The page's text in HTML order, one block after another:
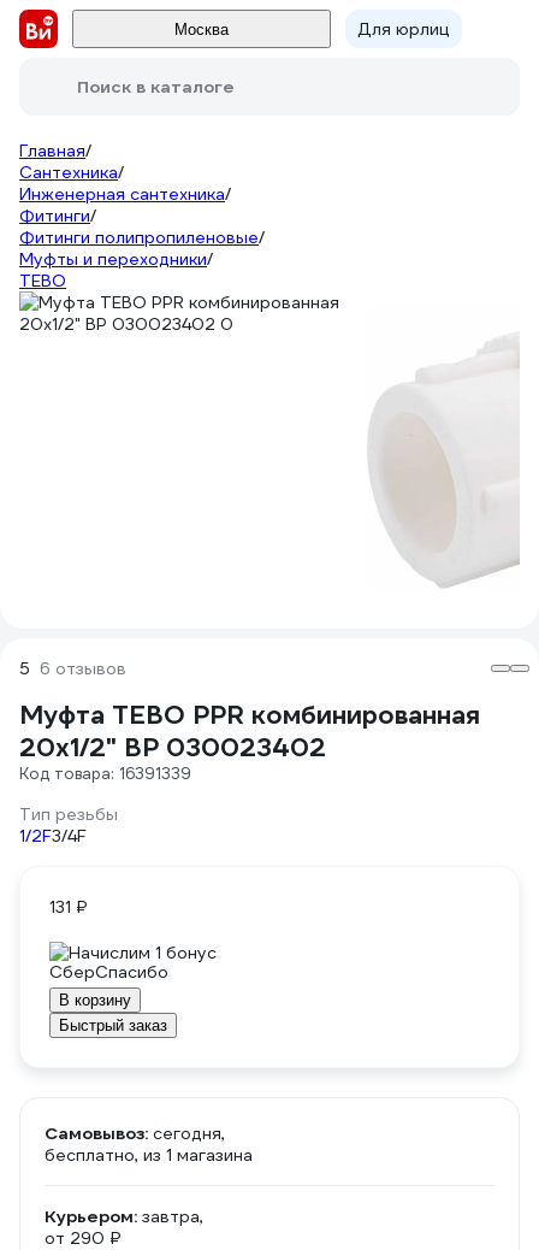
Москва Для юрлиц
Поиск в каталоге
Главная/
Сантехника/
Инженерная сантехника/
Фитинги/
Фитинги полипропиленовые/
Муфты и переходники/
TEBO
5 6 отзывов
Муфта TEBO PPR комбинированная
20x1/2" ВР 030023402
Код товара: 16391339
Тип резьбы
1/2F3/4F
131 ₽
Начислим 1 бонус
В корзину
Быстрый заказ
Самовывоз: сегодня,
бесплатно, из 1 магазина
Курьером: завтра,
от 290 ₽